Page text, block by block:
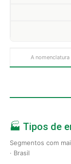
A
🏭 Tipos de
Segmentos com
· Brasil